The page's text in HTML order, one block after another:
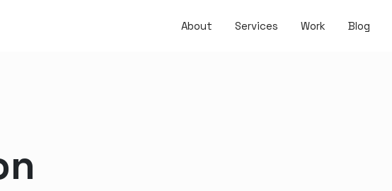
About Services Work Blog